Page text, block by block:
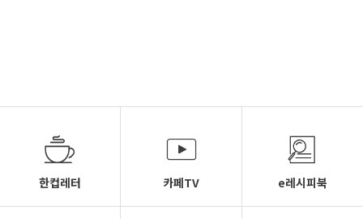
한컵레터 카페TV e레시피북